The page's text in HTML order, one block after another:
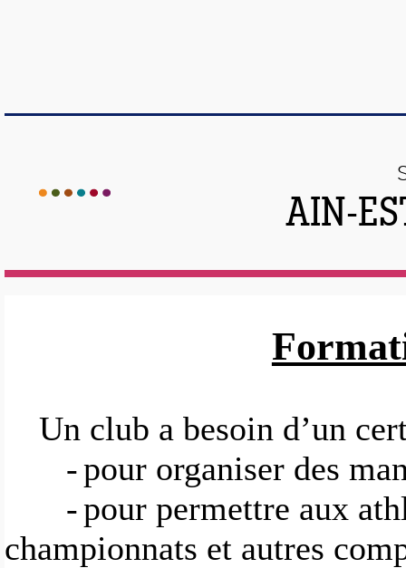
AIN-
Un club a besoin d’un
-pour organiser des
-pour permettre aux
championnats et autres